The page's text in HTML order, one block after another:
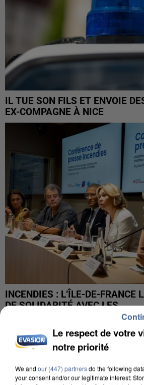
IL TUE SON FILS ET ENVOIE
EX-COMPAGNE À NICE
INCENDIES : L’ÎLE-DE-FRANCE
DE SOLIDARITÉ AVEC LES...
Le respect de votre
notre priorité
We and our (447) partnersdo the following
your consent and/or our legitimate interest: